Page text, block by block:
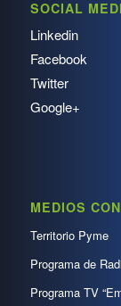
SOCIAL
Linkedin
Facebook
Twitter
Google+
MEDIOS
Territorio Pyme
Programa de
Programa TV